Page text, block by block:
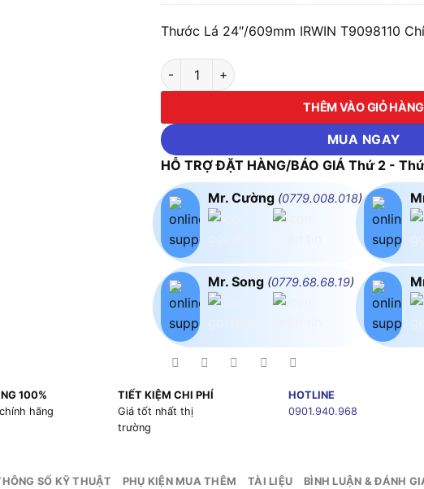
Thước Lá 24″/609mm IRWIN T9098110
Thước Lá 24″/609mm IRWIN T9098110 số
THÊM VÀO GIỎ HÀNG
MUA NGAY
HỖ TRỢ ĐẶT HÀNG/BÁO GIÁ Thứ 2 -
Mr. Cường (0779.008.018)
Mr. Song (0779.68.68.19)
100%
hãng
TIẾT KIỆM CHI PHÍ
Giá tốt nhất thị
trường
HOTLINE
0901.940.968
SỐ KỸ THUẬT PHỤ KIỆN MUA THÊM TÀI LIỆU BÌNH LUẬN & ĐÁNH